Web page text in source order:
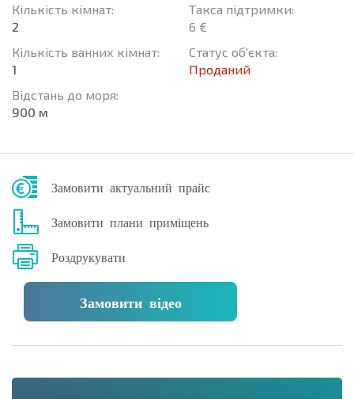
Кількість кімнат:
2
Кількість ванних кімнат:
1
Відстань до моря:
900 м
Такса підтримки:
6 €
Статус об'єкта:
Проданий
Замовити актуальний прайс
Замовити плани приміщень
Роздрукувати
Замовити відео